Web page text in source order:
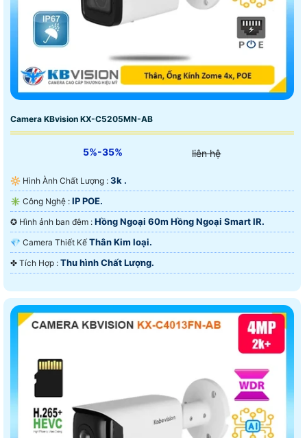
Camera KBvision KX-C5205MN-AB
5%-35% liên hệ
🔆 Hình Ành Chất Lượng : 3k .
✳️ Công Nghệ : IP POE.
✪ Hình ảnh ban đêm : Hồng Ngoại 60m Hồng Ngoại Smart IR.
💎 Camera Thiết Kế Thân Kim loại.
️✤ Tích Hợp : Thu hình Chất Lượng.